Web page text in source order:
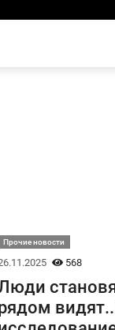
Прочие новости
568